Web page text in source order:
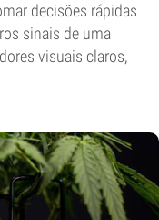
decisões rápidas
sinais de uma
visuais claros,